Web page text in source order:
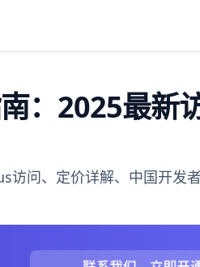
：2025最新
访问、定价详解、中国开发